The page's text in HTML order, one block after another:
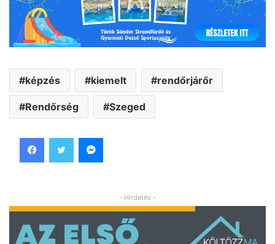
képzés kiemelt rendőrjárőr
Rendőrség Szeged
- Hirdetés -